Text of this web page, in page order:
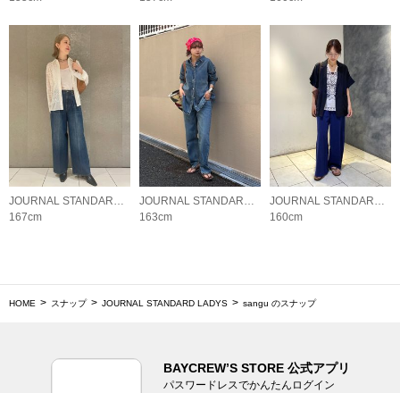
167cm
163cm
160cm
HOME スナップ JOURNAL STANDARD LADYS sangu のスナップ
BAYCREW’S STORE 公式アプリ
パスワードレスでかんたんログイン